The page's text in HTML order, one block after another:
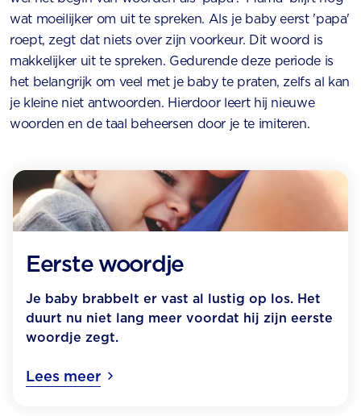
wat moeilijker om uit te spreken. Als je baby eerst 'papa'
roept, zegt dat niets over zijn voorkeur. Dit woord is
makkelijker uit te spreken. Gedurende deze periode is
het belangrijk om veel met je baby te praten, zelfs al kan
je kleine niet antwoorden. Hierdoor leert hij nieuwe
woorden en de taal beheersen door je te imiteren.
Eerste woordje
Je baby brabbelt er vast al lustig op los. Het
duurt nu niet lang meer voordat hij zijn eerste
woordje zegt.
Lees meer